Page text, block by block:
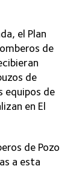
el Plan
de
de
equipos de
en El
de Pozo
a esta